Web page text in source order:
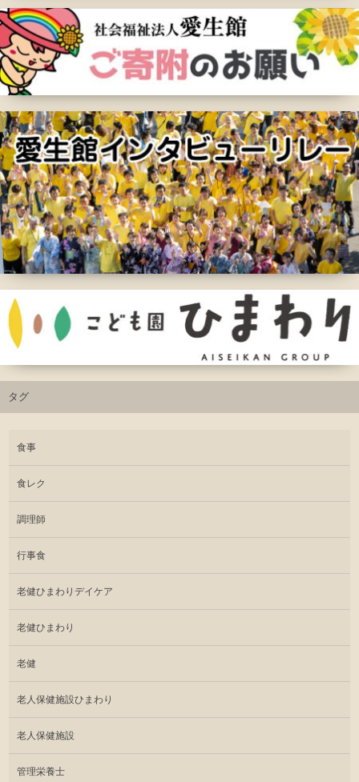
タグ
食事
食レク
調理師
行事食
老健ひまわりデイケア
老健ひまわり
老健
老人保健施設ひまわり
老人保健施設
管理栄養士